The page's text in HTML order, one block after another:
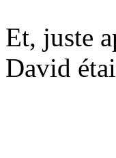
Et, juste
David